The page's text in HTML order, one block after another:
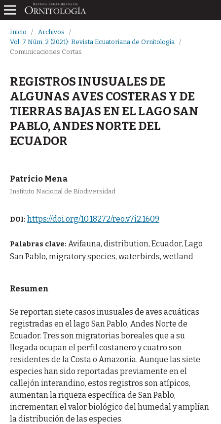
Inicio / Archivos
/
Vol. 7 Núm. 2 (2021): Revista Ecuatoriana de Ornitología
/
Comunicaciones Cortas
REGISTROS INUSUALES DE
ALGUNAS AVES COSTERAS Y DE
TIERRAS BAJAS EN EL LAGO SAN
PABLO, ANDES NORTE DEL
ECUADOR
Patricio Mena
Instituto Nacional de Biodiversidad
DOI: https://doi.org/10.18272/reo.v7i2.1609
Palabras clave: Avifauna, distribution, Ecuador, Lago
San Pablo, migratory species, waterbirds, wetland
Resumen
Se reportan siete casos inusuales de aves acuáticas
registradas en el lago San Pablo, Andes Norte de
Ecuador. Tres son migratorias boreales que a su
llegada ocupan el perfil costanero y cuatro son
residentes de la Costa o Amazonía. Aunque las siete
especies han sido reportadas previamente en el
callejón interandino, estos registros son atípicos,
aumentan la riqueza específica de San Pablo,
incrementan el valor biológico del humedal y amplían
la distribución de las especies.